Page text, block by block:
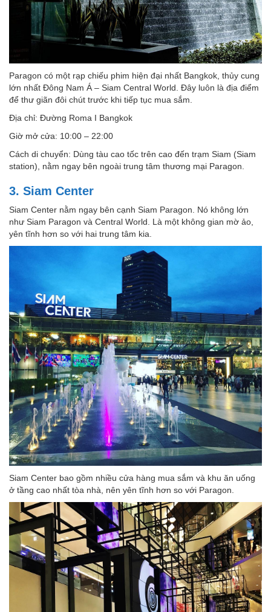
Paragon có một rạp chiếu phim hiện đại nhất Bangkok, thủy cung
lớn nhất Đông Nam Á – Siam Central World. Đây luôn là địa điểm
để thư giãn đôi chút trước khi tiếp tục mua sắm.
Địa chỉ: Đường Roma I Bangkok
Giờ mở cửa: 10:00 – 22:00
Cách di chuyển: Dùng tàu cao tốc trên cao đến trạm Siam (Siam
station), nằm ngay bên ngoài trung tâm thương mại Paragon.
3. Siam Center
Siam Center nằm ngay bên cạnh Siam Paragon. Nó không lớn
như Siam Paragon và Central World. Là một không gian mờ ảo,
yên tĩnh hơn so với hai trung tâm kia.
Siam Center bao gồm nhiều cửa hàng mua sắm và khu ăn uống
ở tầng cao nhất tòa nhà, nên yên tĩnh hơn so với Paragon.